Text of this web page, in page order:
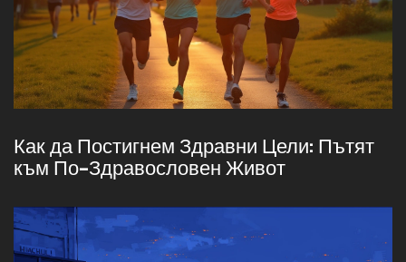
Как да Постигнем Здравни Цели: Пътят
към По-Здравословен Живот